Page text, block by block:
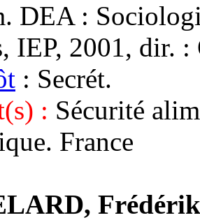
DEA :
IEP, 2001, dir. :
: Secrét.
: Sécurité
France